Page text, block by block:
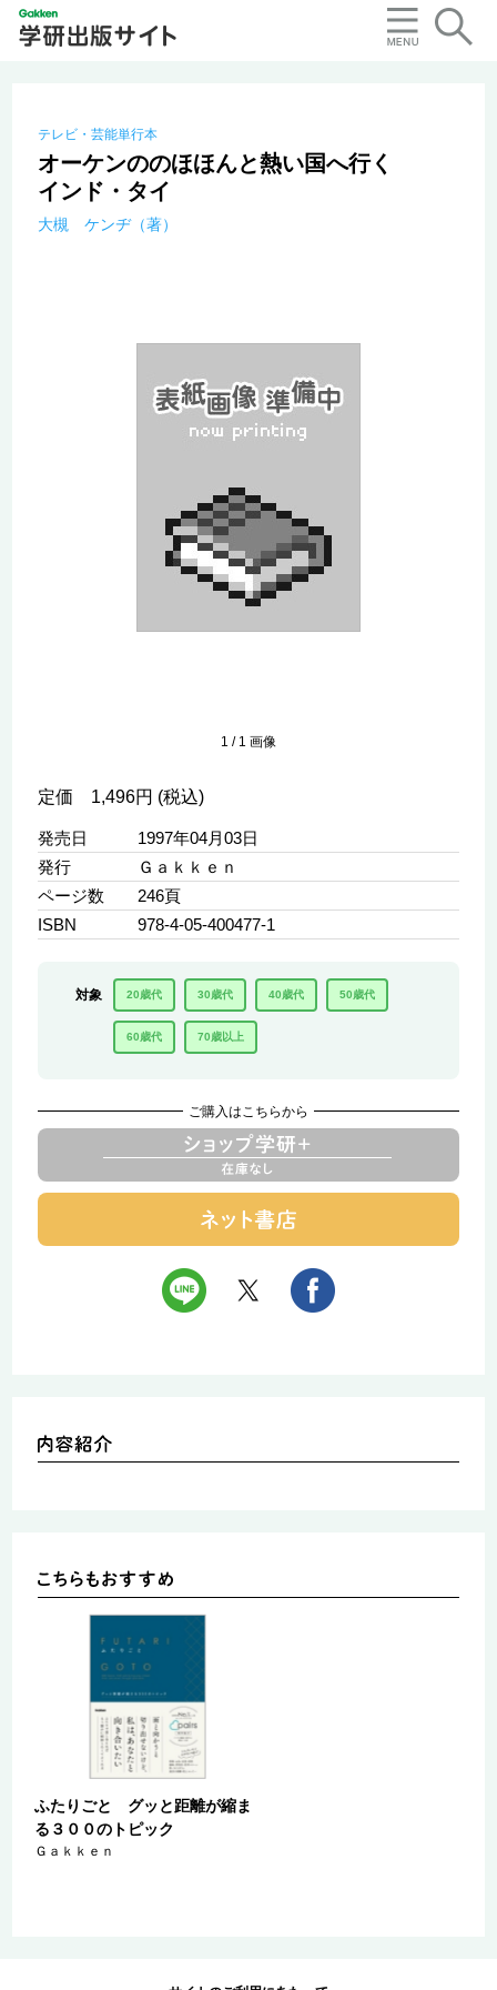
テレビ・芸能単行本
オーケンののほほんと熱い国へ行く
インド・タイ
大槻 ケンヂ（著）
1 / 1 画像
定価 1,496円 (税込)
発売日
1997年04月03日
発行
Ｇａｋｋｅｎ
ページ数
246頁
ISBN
978-4-05-400477-1
対象 20歳代 30歳代 40歳代 50歳代
60歳代 70歳以上
ご購入はこちらから
ふたりごと グッと距離が縮ま
る３００のトピック
Ｇａｋｋｅｎ